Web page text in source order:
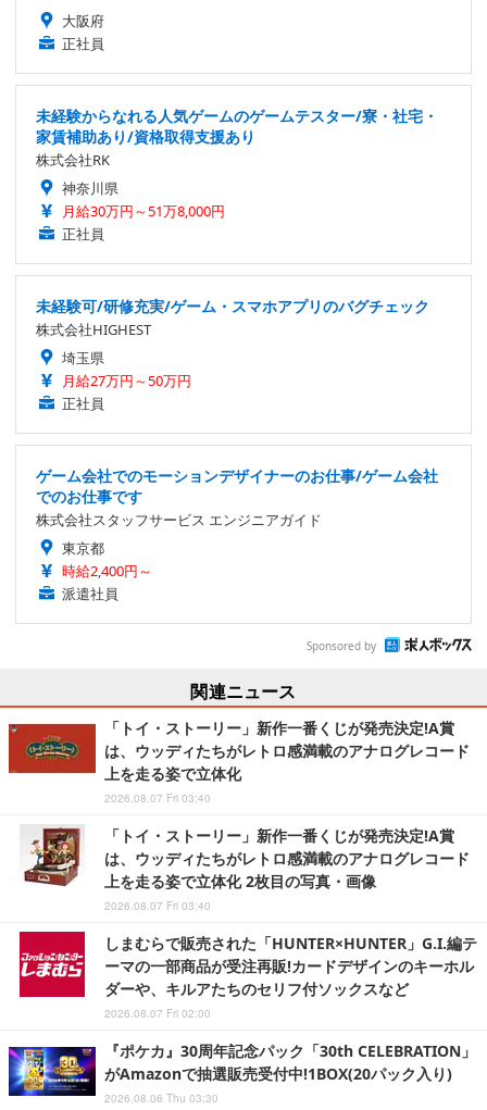
大阪府
正社員
未経験からなれる人気ゲームのゲームテスター/寮・社宅・
家賃補助あり/資格取得支援あり
株式会社RK
神奈川県
月給30万円～51万8,000円
正社員
未経験可/研修充実/ゲーム・スマホアプリのバグチェック
株式会社HIGHEST
埼玉県
月給27万円～50万円
正社員
ゲーム会社でのモーションデザイナーのお仕事/ゲーム会社
でのお仕事です
株式会社スタッフサービス エンジニアガイド
東京都
時給2,400円～
派遣社員
Sponsored by
関連ニュース
「トイ・ストーリー」新作一番くじが発売決定!A賞
は、ウッディたちがレトロ感満載のアナログレコード
上を走る姿で立体化
2026.08.07 Fri 03:40
「トイ・ストーリー」新作一番くじが発売決定!A賞
は、ウッディたちがレトロ感満載のアナログレコード
上を走る姿で立体化 2枚目の写真・画像
2026.08.07 Fri 03:40
しまむらで販売された「HUNTER×HUNTER」G.I.編テ
ーマの一部商品が受注再販!カードデザインのキーホル
ダーや、キルアたちのセリフ付ソックスなど
2026.08.07 Fri 02:00
『ポケカ』30周年記念パック「30th CELEBRATION」
がAmazonで抽選販売受付中!1BOX(20パック入り)
2026.08.06 Thu 03:30